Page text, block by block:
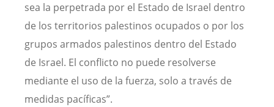
sea la perpetrada por el Estado de Israel dentro
de los territorios palestinos ocupados o por los
grupos armados palestinos dentro del Estado
de Israel. El conflicto no puede resolverse
mediante el uso de la fuerza, solo a través de
medidas pacíficas”.